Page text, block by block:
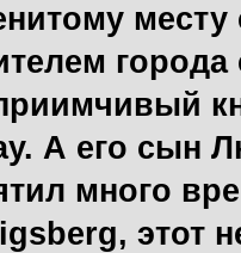
А его сын
много
этот